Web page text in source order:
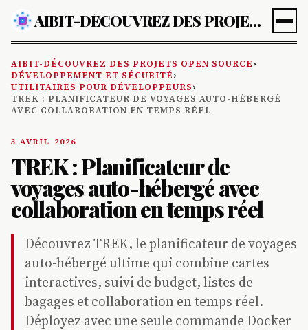
AIBIT-DÉCOUVREZ DES PROJETS OPEN SOURCE
AIBIT-DÉCOUVREZ DES PROJETS OPEN SOURCE›
DÉVELOPPEMENT ET SÉCURITÉ›
UTILITAIRES POUR DÉVELOPPEURS›
TREK : PLANIFICATEUR DE VOYAGES AUTO-HÉBERGÉ
AVEC COLLABORATION EN TEMPS RÉEL
3 AVRIL 2026
TREK : Planificateur de
voyages auto-hébergé avec
collaboration en temps réel
Découvrez TREK, le planificateur de voyages
auto-hébergé ultime qui combine cartes
interactives, suivi de budget, listes de
bagages et collaboration en temps réel.
Déployez avec une seule commande Docker